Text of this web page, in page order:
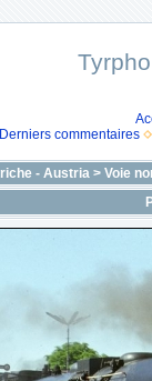
Derniers commentaires
- Austria> Voie